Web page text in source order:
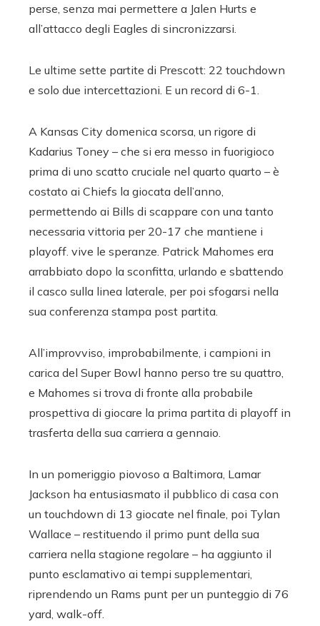
perse, senza mai permettere a Jalen Hurts e
all’attacco degli Eagles di sincronizzarsi.
Le ultime sette partite di Prescott: 22 touchdown
e solo due intercettazioni. E un record di 6-1.
A Kansas City domenica scorsa, un rigore di
Kadarius Toney – che si era messo in fuorigioco
prima di uno scatto cruciale nel quarto quarto – è
costato ai Chiefs la giocata dell’anno,
permettendo ai Bills di scappare con una tanto
necessaria vittoria per 20-17 che mantiene i
playoff. vive le speranze. Patrick Mahomes era
arrabbiato dopo la sconfitta, urlando e sbattendo
il casco sulla linea laterale, per poi sfogarsi nella
sua conferenza stampa post partita.
All’improvviso, improbabilmente, i campioni in
carica del Super Bowl hanno perso tre su quattro,
e Mahomes si trova di fronte alla probabile
prospettiva di giocare la prima partita di playoff in
trasferta della sua carriera a gennaio.
In un pomeriggio piovoso a Baltimora, Lamar
Jackson ha entusiasmato il pubblico di casa con
un touchdown di 13 giocate nel finale, poi Tylan
Wallace – restituendo il primo punt della sua
carriera nella stagione regolare – ha aggiunto il
punto esclamativo ai tempi supplementari,
riprendendo un Rams punt per un punteggio di 76
yard, walk-off.